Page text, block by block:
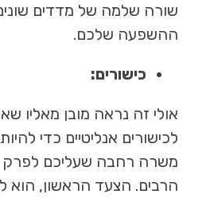
שורה שלמה של מדדים
ההשפעה שלכם.
כישורים:
אולי זה נראה מובן מאליו
לכישורים אנליטיים כדי
משרה רחבה שעליכם לפרק
הרבים. הצעד הראשון, הוא